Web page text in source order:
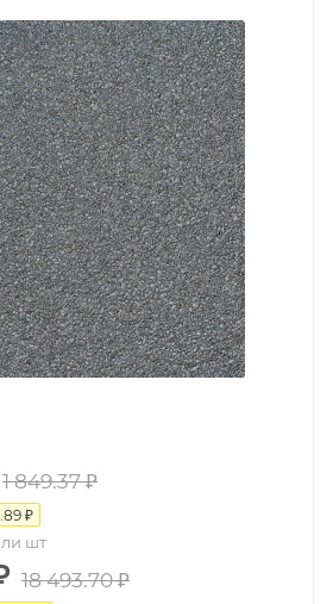
1 849.37₽
₽
шт
18 493.70₽